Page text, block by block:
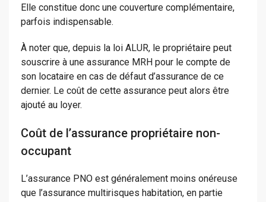
Elle constitue donc une couverture complémentaire,
parfois indispensable.
À noter que, depuis la loi ALUR, le propriétaire peut
souscrire à une assurance MRH pour le compte de
son locataire en cas de défaut d’assurance de ce
dernier. Le coût de cette assurance peut alors être
ajouté au loyer.
Coût de l’assurance propriétaire non-
occupant
L’assurance PNO est généralement moins onéreuse
que l’assurance multirisques habitation, en partie